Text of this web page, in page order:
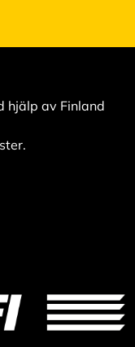
hjälp av Finland